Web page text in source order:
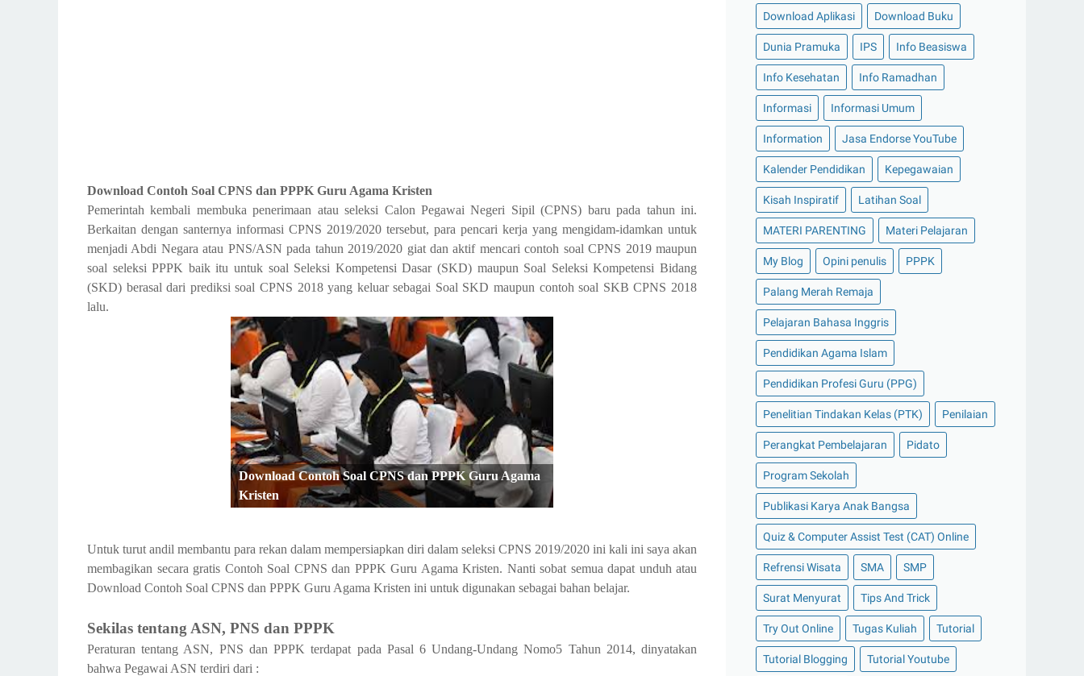
Download Contoh Soal CPNS dan PPPK Guru Agama Kristen
Pemerintah kembali membuka penerimaan atau seleksi Calon Pegawai Negeri Sipil (CPNS) baru pada tahun ini.
Berkaitan dengan santernya informasi CPNS 2019/2020 tersebut, para pencari kerja yang mengidam-idamkan untuk
menjadi Abdi Negara atau PNS/ASN pada tahun 2019/2020 giat dan aktif mencari contoh soal CPNS 2019 maupun
soal seleksi PPPK baik itu untuk soal Seleksi Kompetensi Dasar (SKD) maupun Soal Seleksi Kompetensi Bidang
(SKD) berasal dari prediksi soal CPNS 2018 yang keluar sebagai Soal SKD maupun contoh soal SKB CPNS 2018
lalu.
Download Contoh Soal CPNS dan PPPK Guru Agama
Kristen
Untuk turut andil membantu para rekan dalam mempersiapkan diri dalam seleksi CPNS 2019/2020 ini kali ini saya akan
membagikan secara gratis Contoh Soal CPNS dan PPPK Guru Agama Kristen. Nanti sobat semua dapat unduh atau
Download Contoh Soal CPNS dan PPPK Guru Agama Kristen ini untuk digunakan sebagai bahan belajar.
Sekilas tentang ASN, PNS dan PPPK
Peraturan tentang ASN, PNS dan PPPK terdapat pada Pasal 6 Undang-Undang Nomo5 Tahun 2014, dinyatakan
bahwa Pegawai ASN terdiri dari :
Download Aplikasi Download Buku
Dunia Pramuka IPS Info Beasiswa
Info Kesehatan Info Ramadhan
Informasi Informasi Umum
Information Jasa Endorse YouTube
Kalender Pendidikan Kepegawaian
Kisah Inspiratif Latihan Soal
MATERI PARENTING Materi Pelajaran
My Blog Opini penulis PPPK
Palang Merah Remaja
Pelajaran Bahasa Inggris
Pendidikan Agama Islam
Pendidikan Profesi Guru (PPG)
Penelitian Tindakan Kelas (PTK) Penilaian
Perangkat Pembelajaran Pidato
Program Sekolah
Publikasi Karya Anak Bangsa
Quiz & Computer Assist Test (CAT) Online
Refrensi Wisata SMA SMP
Surat Menyurat Tips And Trick
Try Out Online Tugas Kuliah Tutorial
Tutorial Blogging Tutorial Youtube